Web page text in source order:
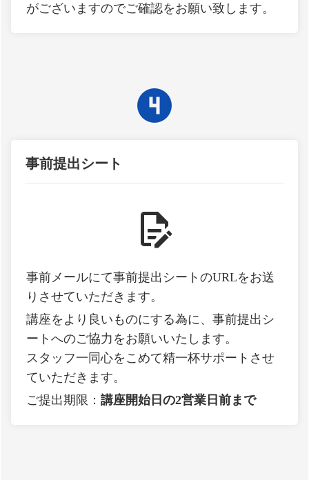
がございますのでご確認をお願い致します。
事前提出シート
事前メールにて事前提出シートのURLをお送
りさせていただきます。
講座をより良いものにする為に、事前提出シ
ートへのご協力をお願いいたします。
スタッフ一同心をこめて精一杯サポートさせ
ていただきます。
ご提出期限： 講座開始日の2営業日前まで